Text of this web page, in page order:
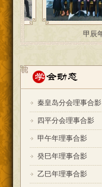
秦皇岛分会理事合影
四平分会理事合影
甲午年理事合影
癸巳年理事合影
乙巳年理事合影